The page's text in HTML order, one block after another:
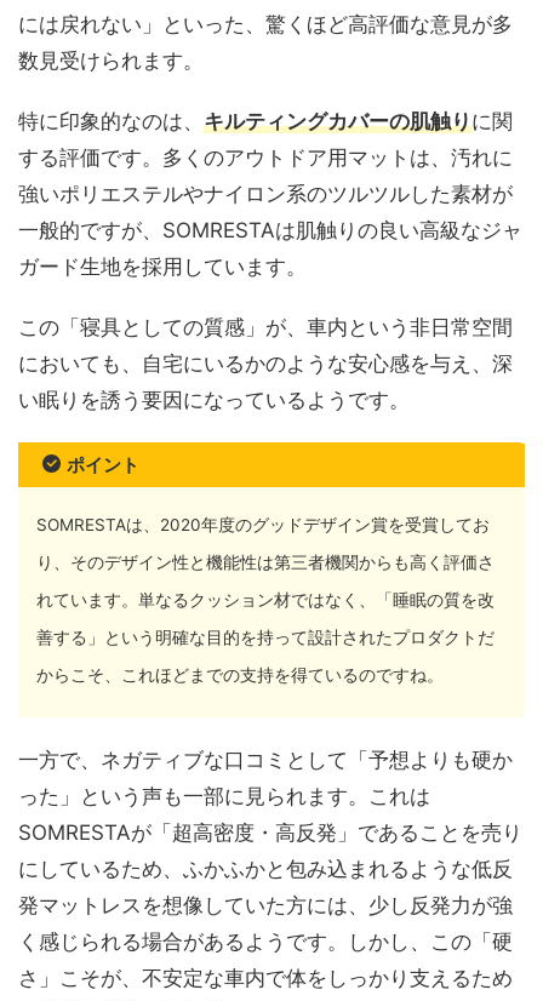
には戻れない」といった、驚くほど高評価な意見が多
数見受けられます。
特に印象的なのは、 キルティングカバーの肌触りに関
する評価です。多くのアウトドア用マットは、汚れに
強いポリエステルやナイロン系のツルツルした素材が
一般的ですが、SOMRESTAは肌触りの良い高級なジャ
ガード生地を採用しています。
この「寝具としての質感」が、車内という非日常空間
においても、自宅にいるかのような安心感を与え、深
い眠りを誘う要因になっているようです。
ポイント
SOMRESTAは、2020年度のグッドデザイン賞を受賞してお
り、そのデザイン性と機能性は第三者機関からも高く評価さ
れています。単なるクッション材ではなく、「睡眠の質を改
善する」という明確な目的を持って設計されたプロダクトだ
からこそ、これほどまでの支持を得ているのですね。
一方で、ネガティブな口コミとして「予想よりも硬か
った」という声も一部に見られます。これは
SOMRESTAが「超高密度・高反発」であることを売り
にしているため、ふかふかと包み込まれるような低反
発マットレスを想像していた方には、少し反発力が強
く感じられる場合があるようです。しかし、この「硬
さ」こそが、不安定な車内で体をしっかり支えるため